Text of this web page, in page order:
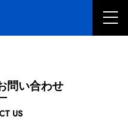
US
問い合わせ